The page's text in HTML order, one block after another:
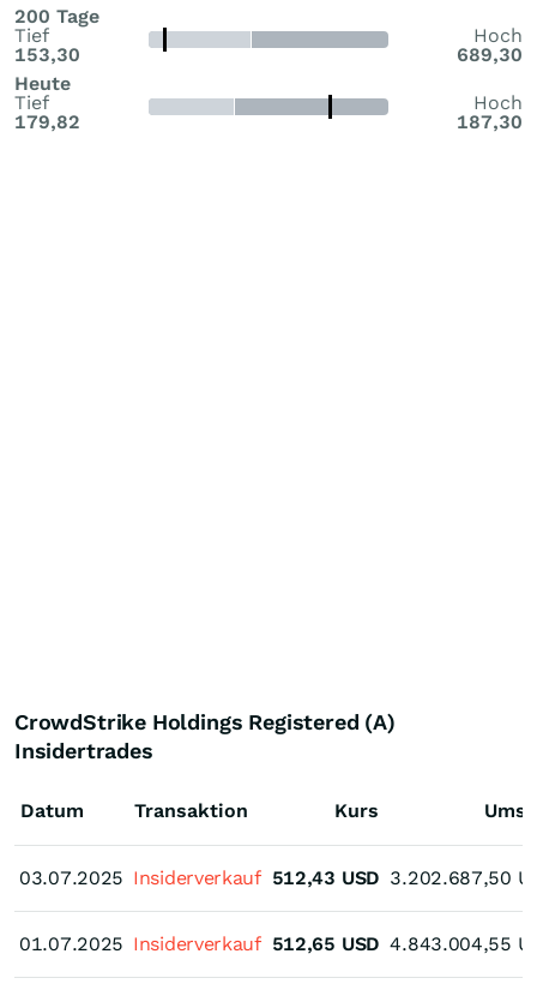
200 Tage
Tief
153,30
Hoch
689,30
Heute
Tief
179,82
Hoch
187,30
CrowdStrike Holdings Registered (A)
Insidertrades
Datum
03.07.2025
01.07.2025
Transaktion Kurs
03.07.2025 Insiderverkauf 512,43 USD 3.202.687,50
01.07.2025 Insiderverkauf 512,65 USD 4.843.004,55